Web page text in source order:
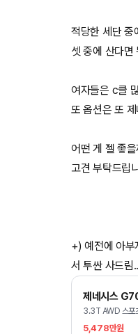
적당한 세단 중
셋 중에 산다면
여자들은 c클
또 옵션은 또
어떤 게 젤 좋
고견 부탁드립
+) 예전에 아부
서 투싼 사드림..
제네시스
3.3T AWD 스포
5,478만원